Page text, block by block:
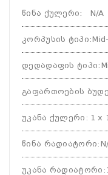
წინა ქულერი: N/A
კორპუსის ტიპი:
დედადაფის ტიპი:
გაფართოების
უკანა ქულერი : 1 x
წინა რადიატორი:
უკანა რადიატორი :